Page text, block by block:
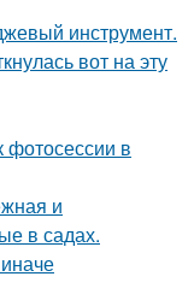
инструмент.
вот на эту
фотосессии в
и
в садах.